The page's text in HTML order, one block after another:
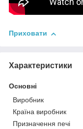
Приховати
Характеристики
Основні
Виробник
Країна виробник
Призначення печі